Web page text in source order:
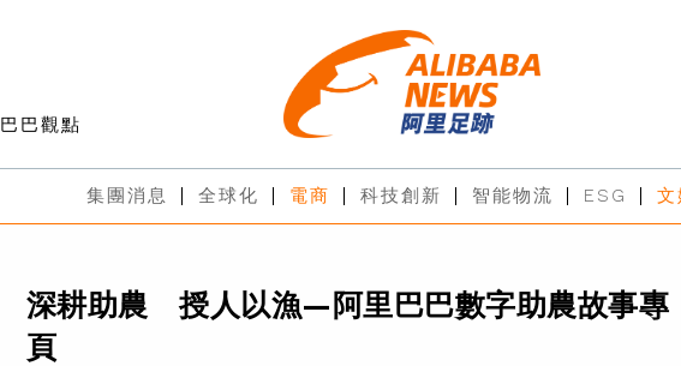
巴巴觀點
集團消息 全球化 電商 科技創新 智能物流 ESG 文
深耕助農 授人以漁—阿里巴巴數字助農故事專
頁